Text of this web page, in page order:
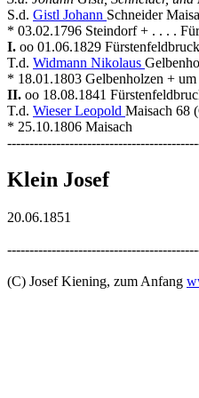
S.d. Gistl Johann Schneider
* 03.02.1796 Steindorf + . . . .
I. oo 01.06.1829 Fürstenfeldbruck
T.d. Widmann Nikolaus
* 18.01.1803 Gelbenholzen +
II. oo 18.08.1841
T.d. Wieser Leopold Maisach 68
* 25.10.1806 Maisach
Klein Josef
20.06.1851
(C) Josef Kiening, zum Anfang